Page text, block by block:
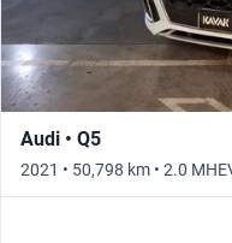
Audi • Q5
2021 • 50,798 km • 2.0
Automático